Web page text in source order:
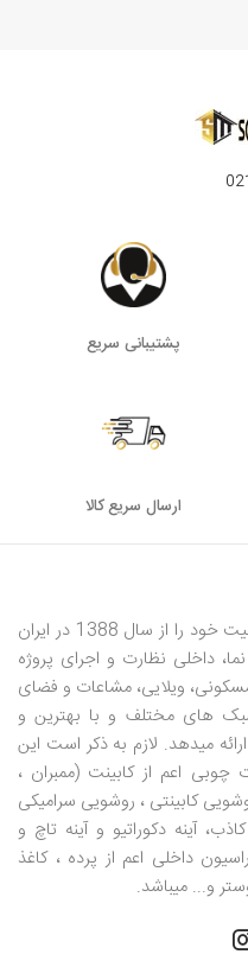
پشتیبانی سریع
ارسال سریع کالا
گروه مهندسی معماری سبک مدرن فعالیت خود را از سال 1388 در ایران
داخلی نظارت و اجرای پروژه
ویلایی، مشاعات و فضای
های مختلف و با بهترین و
میدهد. لازم به ذکر است این
چوبی اعم از کابینت (ممبران ،
کابینتی ، روشویی سرامیکی
آینه دکوراتیو و آینه تاچ و
داخلی اعم از پرده ، کاغذ
و... میباشد.